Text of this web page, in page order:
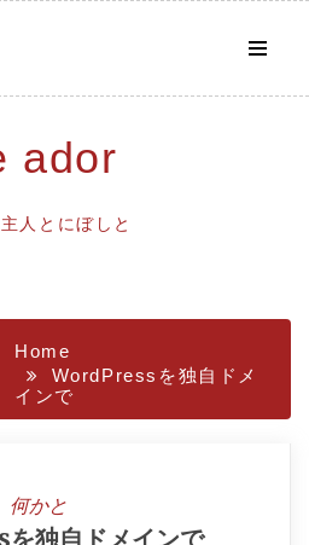
ador
人とにぼしと
Home
WordPressを独自ドメ
インで
何かと
独自ドメインで